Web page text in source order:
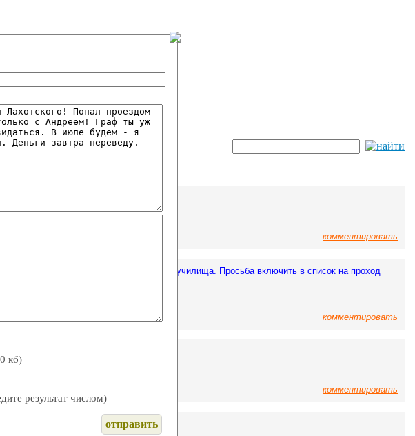
Вас в своей гостевой!
кб)
результат числом)
комментировать
касающейся посещения территории училища. Просьба включить в список на проход
А.В.; Рубашный С.А.
комментировать
комментировать